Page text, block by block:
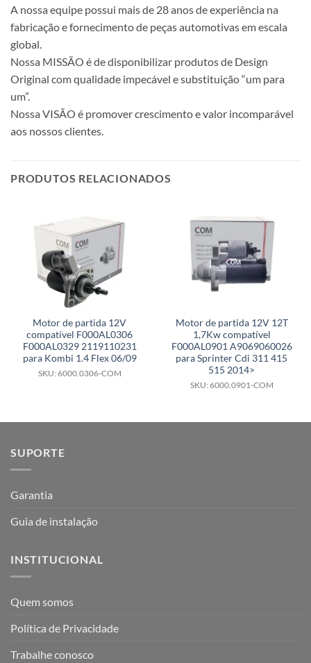
A nossa equipe possui mais de 28 anos de experiência na
fabricação e fornecimento de peças automotivas em escala
global.
Nossa MISSÃO é de disponibilizar produtos de Design
Original com qualidade impecável e substituição “um para
um”.
Nossa VISÃO é promover crescimento e valor incomparável
aos nossos clientes.
PRODUTOS RELACIONADOS
Motor de partida 12V
compatível F000AL0306
F000AL0329 2119110231
para Kombi 1.4 Flex 06/09
SKU: 6000.0306-COM
Motor de partida 12V 12T
1,7Kw compatível
F000AL0901 A9069060026
para Sprinter Cdi 311 415
515 2014>
SKU: 6000.0901-COM
SUPORTE
Garantia
Guia de instalação
INSTITUCIONAL
Quem somos
Política de Privacidade
Trabalhe conosco